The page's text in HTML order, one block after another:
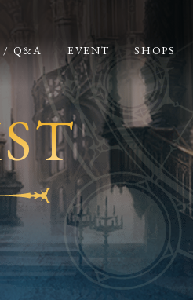
/ Q&A EVENT SHOPS